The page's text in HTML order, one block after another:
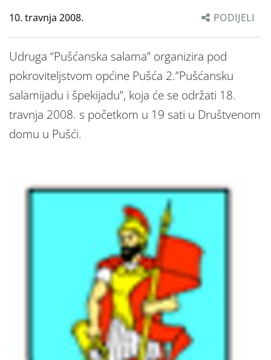
10. travnja 2008. PODIJELI
Udruga “Pušćanska salama” organizira pod
pokroviteljstvom općine Pušća 2.”Pušćansku
salamijadu i špekijadu”, koja će se održati 18.
travnja 2008. s početkom u 19 sati u Društvenom
domu u Pušći.